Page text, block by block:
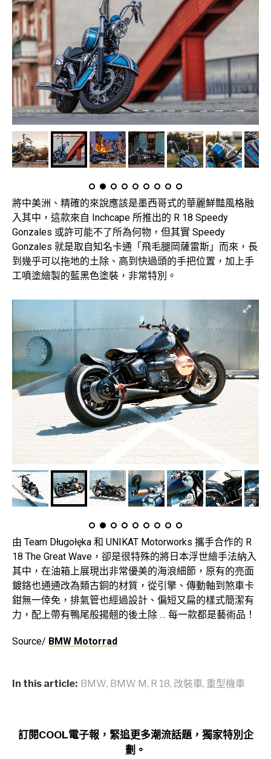
將中美洲、精確的來說應該是墨西哥式的華麗鮮豔風格融
入其中，這款來自 Inchcape 所推出的 R 18 Speedy
Gonzales 或許可能不了所為何物，但其實 Speedy
Gonzales 就是取自知名卡通「飛毛腿岡薩雷斯」而來，長
到幾乎可以拖地的土除、高到快過頭的手把位置，加上手
工噴塗繪製的藍黑色塗裝，非常特別。
由 Team Długołęka 和 UNIKAT Motorworks 攜手合作的 R
18 The Great Wave，卻是很特殊的將日本浮世繪手法納入
其中，在油箱上展現出非常優美的海浪細節，原有的亮面
鍍鉻也通通改為類古銅的材質，從引擎、傳動軸到煞車卡
鉗無一倖免，排氣管也經過設計、偏短又扁的樣式簡潔有
力，配上帶有鴨尾般揚翹的後土除 … 每一款都是藝術品！
Source/ BMW Motorrad
In this article: BMW, BMW M, R 18, 改裝車, 重型機車
訂閱COOL電子報，緊追更多潮流話題，獨家特別企
劃。